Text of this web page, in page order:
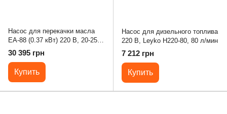
Насос для перекачки масла
EA-88 (0.37 кВт) 220 В, 20-25
л/мин
30 395 грн
Купить
Насос для дизельного топлива
220 В, Leyko Н220-80, 80 л/мин
7 212 грн
Купить